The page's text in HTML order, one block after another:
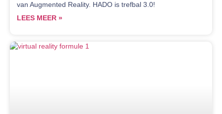
van Augmented Reality. HADO is trefbal 3.0!
LEES MEER »